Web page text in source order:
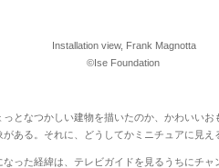
Installation view, Frank Magnotta
©Ise Foundation
となつかしい建物を描いたのか、かわいい
ある。それに、どうしてかミニチュアに見え
った経緯は、テレビガイドを見るうちにチ